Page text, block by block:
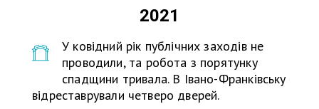
2021
У ковідний рік публічних заходів не
проводили, та робота з порятунку
спадщини тривала. В Івано-Франківську
відреставрували четверо дверей.